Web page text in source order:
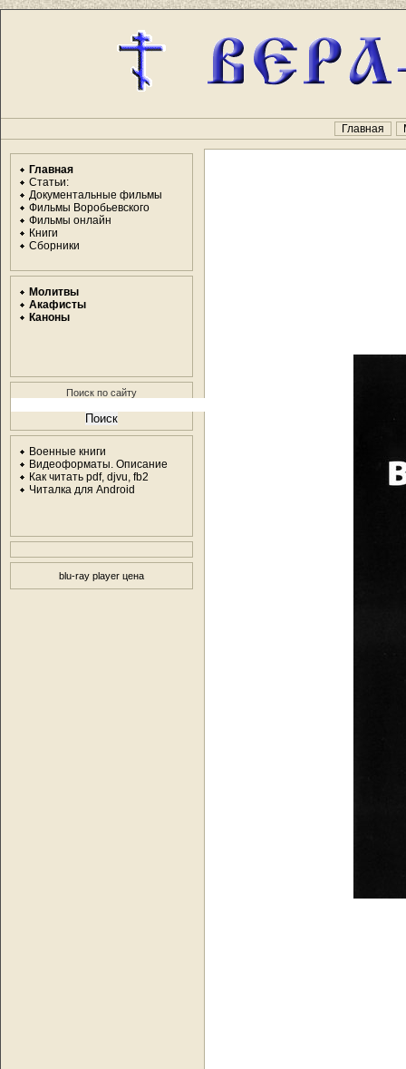
Главная
Главная
Статьи:
Документальные фильмы
Фильмы Воробьевского
Фильмы онлайн
Книги
Сборники
Молитвы
Акафисты
Каноны
Поиск по сайту
Военные книги
Видеоформаты. Описание
Как читать pdf, djvu, fb2
Читалка для Android
blu-ray player цена